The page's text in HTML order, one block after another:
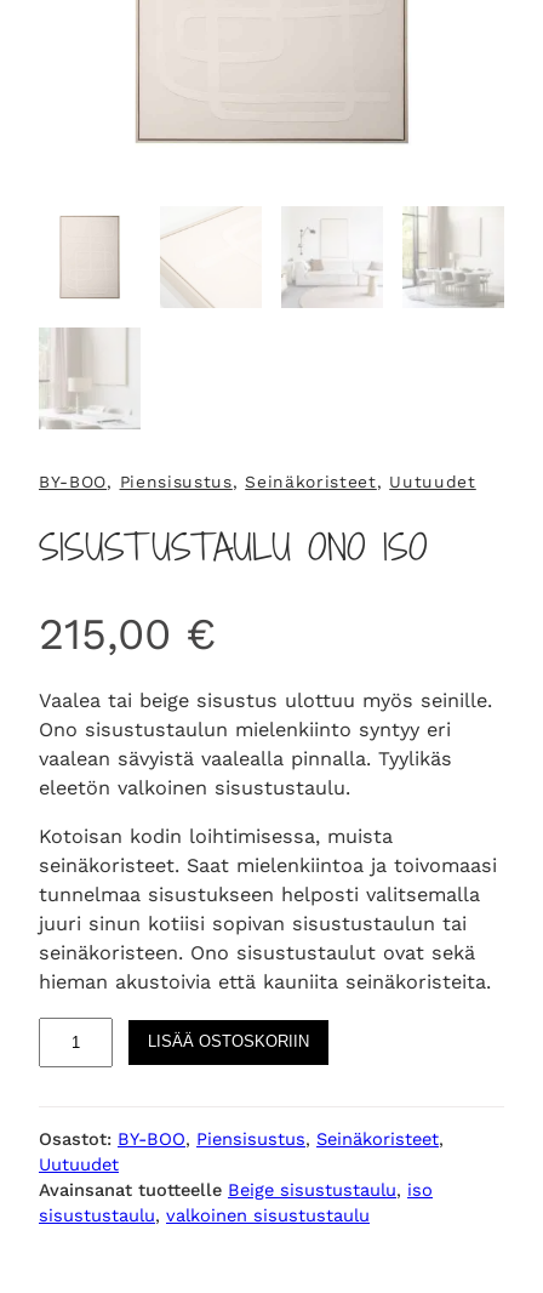
BY-BOO, Piensisustus, Seinäkoristeet, Uutuudet
SISUSTUSTAULU ONO ISO
215,00 €
Vaalea tai beige sisustus ulottuu myös seinille.
Ono sisustustaulun mielenkiinto syntyy eri
vaalean sävyistä vaalealla pinnalla. Tyylikäs
eleetön valkoinen sisustustaulu.
Kotoisan kodin loihtimisessa, muista
seinäkoristeet. Saat mielenkiintoa ja toivomaasi
tunnelmaa sisustukseen helposti valitsemalla
juuri sinun kotiisi sopivan sisustustaulun tai
seinäkoristeen. Ono sisustustaulut ovat sekä
hieman akustoivia että kauniita seinäkoristeita.
s
t
LISÄÄ OSTOSKORIIN
Osastot: BY-BOO, Piensisustus, Seinäkoristeet
Uutuudet
Avainsanat tuotteelle Beige sisustustaulu, iso
sisustustaulu, valkoinen sisustustaulu